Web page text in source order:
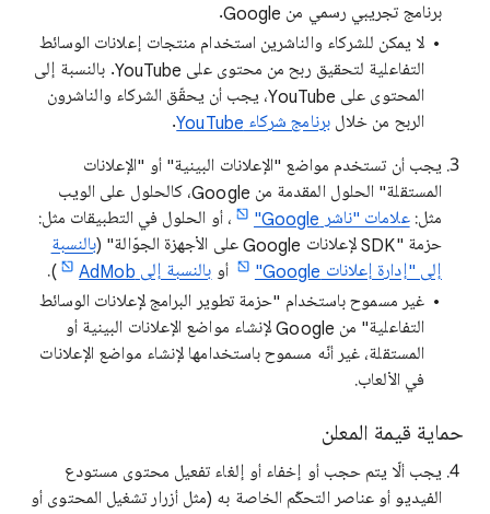
برنامج تجريبي رسمي من Google.
لا يمكن للشركاء والناشرين استخدام منتجات إعلانات الوسائط
التفاعلية لتحقيق ربح من محتوى على YouTube. بالنسبة إلى
المحتوى على YouTube، يجب أن يحقّق الشركاء والناشرون
الربح من خلالبرنامج شركاء YouTube
.
يجب أن تستخدم مواضع "الإعلانات البينية" أو "الإعلانات
المستقلة" الحلول المقدمة من Google، كالحلول على الويب
مثل:علامات "ناشر Google"
، أو الحلول في التطبيقات مثل:
حزمة "SDK لإعلانات Google على الأجهزة الجوّالة" (
بالنسبة
إلى "إدارة إعلانات Google"
أو بالنسبة إلى AdMob
).
غير مسموح باستخدام "حزمة تطوير البرامج لإعلانات الوسائط
التفاعلية" من Google لإنشاء مواضع الإعلانات البينية أو
المستقلة، غير أنّه مسموح باستخدامها لإنشاء مواضع الإعلانات
في الألعاب.
حماية قيمة المعلن
يجب ألّا يتم حجب أو إخفاء أو إلغاء تفعيل محتوى مستودع
الفيديو أو عناصر التحكّم الخاصة به (مثل أزرار تشغيل المحتوى أو